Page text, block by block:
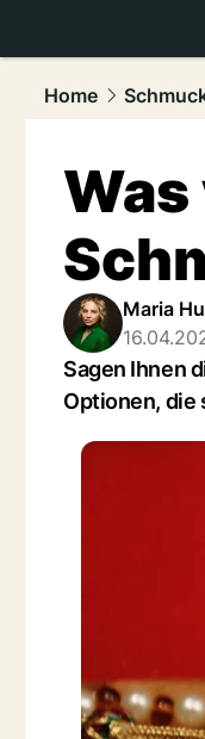
Home
Maria
Sagen Ihnen
Optionen, die